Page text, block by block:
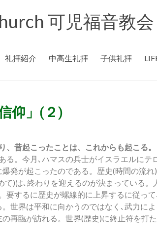
可児福音教会
礼拝紹介 中高生礼拝 子供礼拝
仰」(２)
昔起こったことは、これからも起こる
る。今月､ハマスの兵士がイスラエルにテ
発が起こったのである。歴史(時間の流
て)は､終わりを迎えるのが決まっている
要するに歴史が螺線的に上昇するに従っ
世界は平和に向かうのではなく､武力に
再臨が訪れる。世界(歴史)に終止符を打